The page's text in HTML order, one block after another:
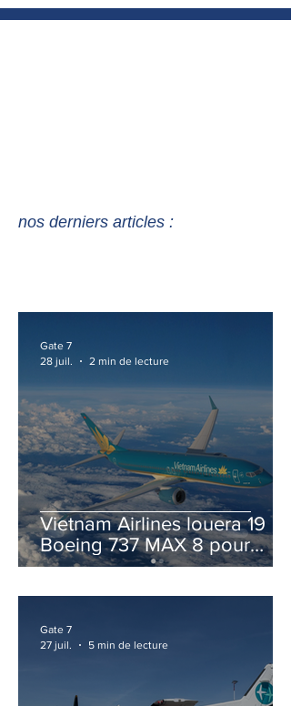
nos derniers articles :
Vietnam Airlines louera 19
Boeing 737 MAX 8 pour
accélérer la modernisation
Gate 7
28 juil.
2 min de lecture
Gate 7
27 juil.
5 min de lecture